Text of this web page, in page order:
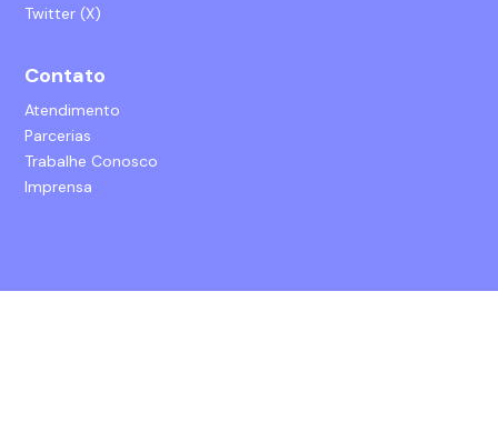
Twitter (X)
Contato
Atendimento
Parcerias
Trabalhe Conosco
Imprensa